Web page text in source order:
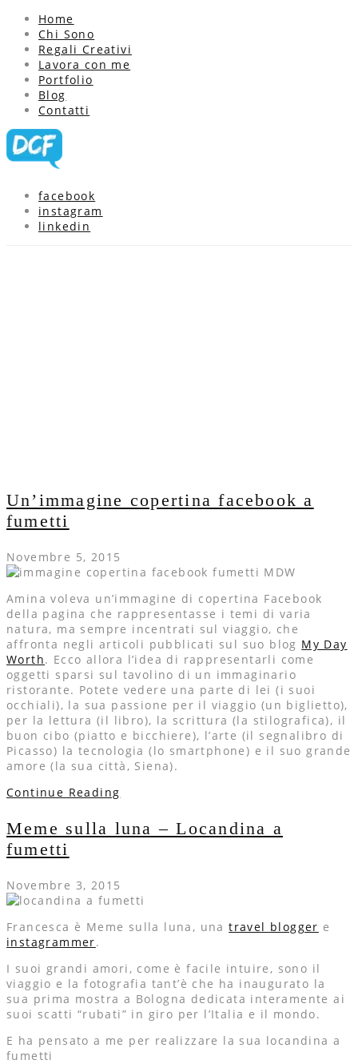
Home
Chi Sono
Regali Creativi
Lavora con me
Portfolio
Blog
Contatti
facebook
instagram
linkedin
Un’immagine copertina facebook a
fumetti
Novembre 5, 2015
Amina voleva un’immagine di copertina Facebook
della pagina che rappresentasse i temi di varia
natura, ma sempre incentrati sul viaggio, che
affronta negli articoli pubblicati sul suo blog My Day
Worth. Ecco allora l’idea di rappresentarli come
oggetti sparsi sul tavolino di un immaginario
ristorante. Potete vedere una parte di lei (i suoi
occhiali), la sua passione per il viaggio (un biglietto),
per la lettura (il libro), la scrittura (la stilografica), il
buon cibo (piatto e bicchiere), l’arte (il segnalibro di
Picasso) la tecnologia (lo smartphone) e il suo grande
amore (la sua città, Siena).
Continue Reading
Meme sulla luna – Locandina a
fumetti
Novembre 3, 2015
Francesca è Meme sulla luna, unatravel blogger e
instagrammer.
I suoi grandi amori, come è facile intuire, sono il
viaggio e la fotografia tant’è che ha inaugurato la
sua prima mostra a Bologna dedicata interamente ai
suoi scatti “rubati” in giro per l’Italia e il mondo.
E ha pensato a me per realizzare la sua locandina a
fumetti